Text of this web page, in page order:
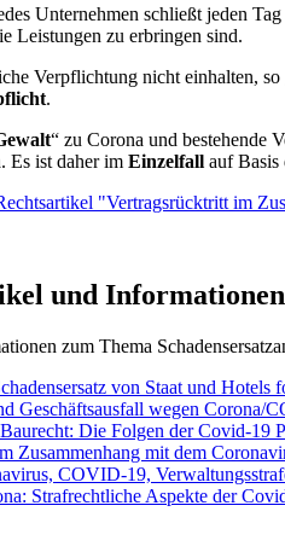
Unternehmen schließt jeden
Leistungen zu erbringen sind.
Verpflichtung nicht einhalten,
.
“ zu Corona und bestehende
. Es ist daher im Einzelfall auf Basis
"Vertragsrücktritt im
und
zum Thema
von Staat und Hotels
Geschäftsausfall wegen Corona/
Die Folgen der Covid-19
Zusammenhang mit dem
COVID-19,
Strafrechtliche Aspekte der